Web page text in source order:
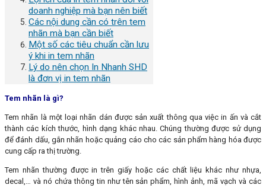
doanh nghiệp mà bạn nên biết
Các nội dung cần có trên tem
nhãn mà bạn cần biết
Một số các tiêu chuẩn cần lưu
ý khi in tem nhãn
Lý do nên chọn In Nhanh SHD
là đơn vị in tem nhãn
Tem nhãn là gì?
Tem nhãn là một loại nhãn dán được sản xuất thông qua việc in ấn và cắt
thành các kích thước, hình dạng khác nhau. Chúng thường được sử dụng
để đánh dấu, gắn nhãn hoặc quảng cáo cho các sản phẩm hàng hóa được
cung cấp ra thị trường.
Tem nhãn thường được in trên giấy hoặc các chất liệu khác như nhựa,
decal,… và nó chứa thông tin như tên sản phẩm, hình ảnh, mã vạch và các